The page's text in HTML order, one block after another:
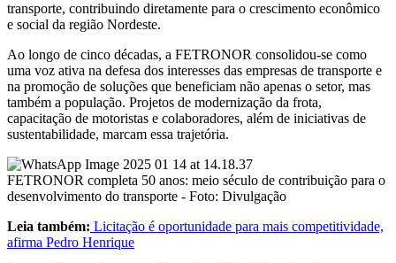
transporte, contribuindo diretamente para o crescimento econômico
e social da região Nordeste.
Ao longo de cinco décadas, a FETRONOR consolidou-se como
uma voz ativa na defesa dos interesses das empresas de transporte e
na promoção de soluções que beneficiam não apenas o setor, mas
também a população. Projetos de modernização da frota,
capacitação de motoristas e colaboradores, além de iniciativas de
sustentabilidade, marcam essa trajetória.
FETRONOR completa 50 anos: meio século de contribuição para o
desenvolvimento do transporte - Foto: Divulgação
Leia também: Licitação é oportunidade para mais competitividade,
afirma Pedro Henrique